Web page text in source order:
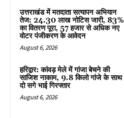
उत्तराखंड में मतदाता सत्यापन अभियान
तेज: 24.30 लाख नोटिस जारी, 83%
का वितरण पूरा, 57 हजार से अधिक नए
वोटर पंजीकरण के आवेदन
August 6, 2026
हरिद्वार: कांवड़ मेले में गांजा बेचने की
साजिश नाकाम, 9.8 किलो गांजे के साथ
दो सगे भाई गिरफ्तार
August 6, 2026